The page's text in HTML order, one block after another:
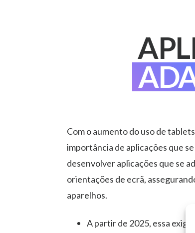
Com o aumento do uso de
importância de aplicações que
desenvolver aplicações que se
orientações de ecrã,
aparelhos.
A partir de 2025, essa